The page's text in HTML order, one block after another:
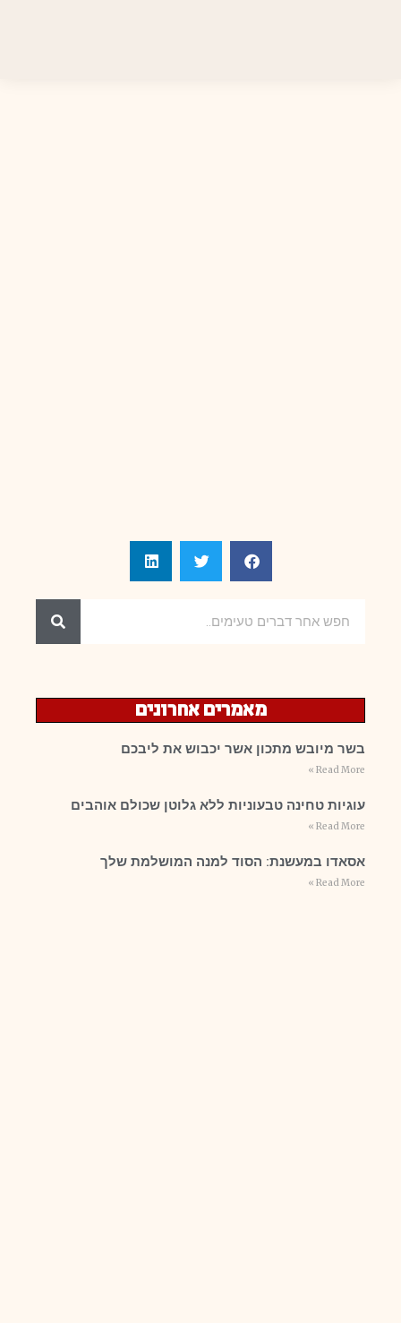
מאמרים אחרונים
בשר מיובש מתכון אשר יכבוש את ליבכם
Read More »
עוגיות טחינה טבעוניות ללא גלוטן שכולם אוהבים
Read More »
אסאדו במעשנת: הסוד למנה המושלמת שלך
Read More »